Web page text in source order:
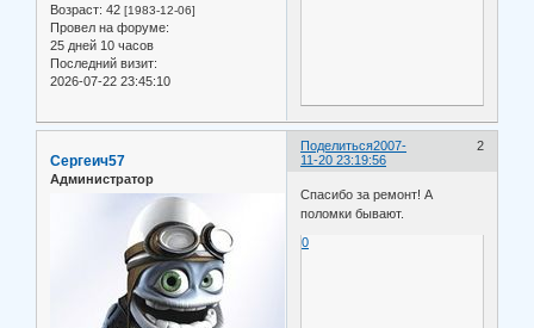
Возраст: 42 [1983-12-06]
Провел на форуме:
25 дней 10 часов
Последний визит:
2026-07-22 23:45:10
Поделиться 2
2007-
11-20 23:19:56
Сергеич57
Администратор
Спасибо за ремонт! А
поломки бывают.
0